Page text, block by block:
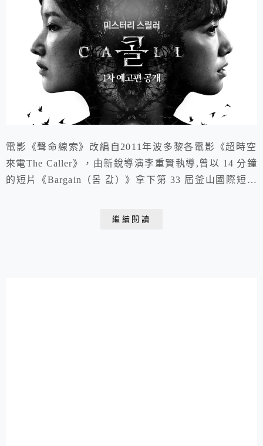
電影《聲命線索》改編自2011年波多黎各電影《超時空
來電The Caller》，由新銳導演李重賢執導,曾以 14 分鐘
的短片《Bargain（몸 값）》拿下第 33 屆釜山國際短篇
繼續閱讀